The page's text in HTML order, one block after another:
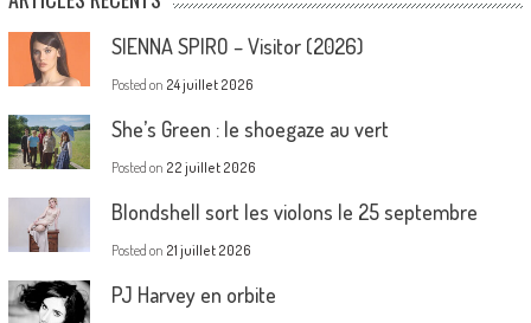
SIENNA SPIRO – Visitor (2026)
Posted on 24 juillet 2026
She’s Green : le shoegaze au vert
Posted on 22 juillet 2026
Blondshell sort les violons le 25 septembre
Posted on 21 juillet 2026
PJ Harvey en orbite